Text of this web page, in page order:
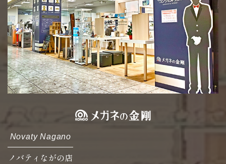
Novaty Nagano
ノバティながの店